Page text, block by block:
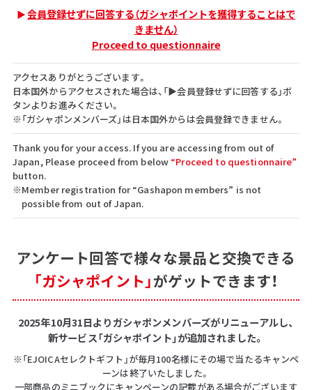
会員登録せずに回答する（ガシャポイントを獲得することはで
きません）
Proceed to questionnaire
アクセスありがとうございます。
日本国外からアクセスされた場合は、「▶会員登録せずに回答する」ボ
タンよりお進みください。
※「ガシャポンメンバーズ」は日本国外からは会員登録できません。
Thank you for your access. If you are accessing from out of
Japan, Please proceed from below “Proceed to questionnaire”
button.
※Member registration for “Gashapon members” is not
possible from out of Japan.
アンケート回答で様々な景品と交換できる
「ガシャポイント」がゲットできます！
2025年10月31日よりガシャポンメンバーズがリニューアルし、
新サービス「ガシャポイント」が追加されました。
※「EJOICAセレクトギフト」が毎月100名様にその場で当たるキャンペ
ーンは終了いたしました。
一部商品のミニブックにキャンペーンの記載がある場合がございます